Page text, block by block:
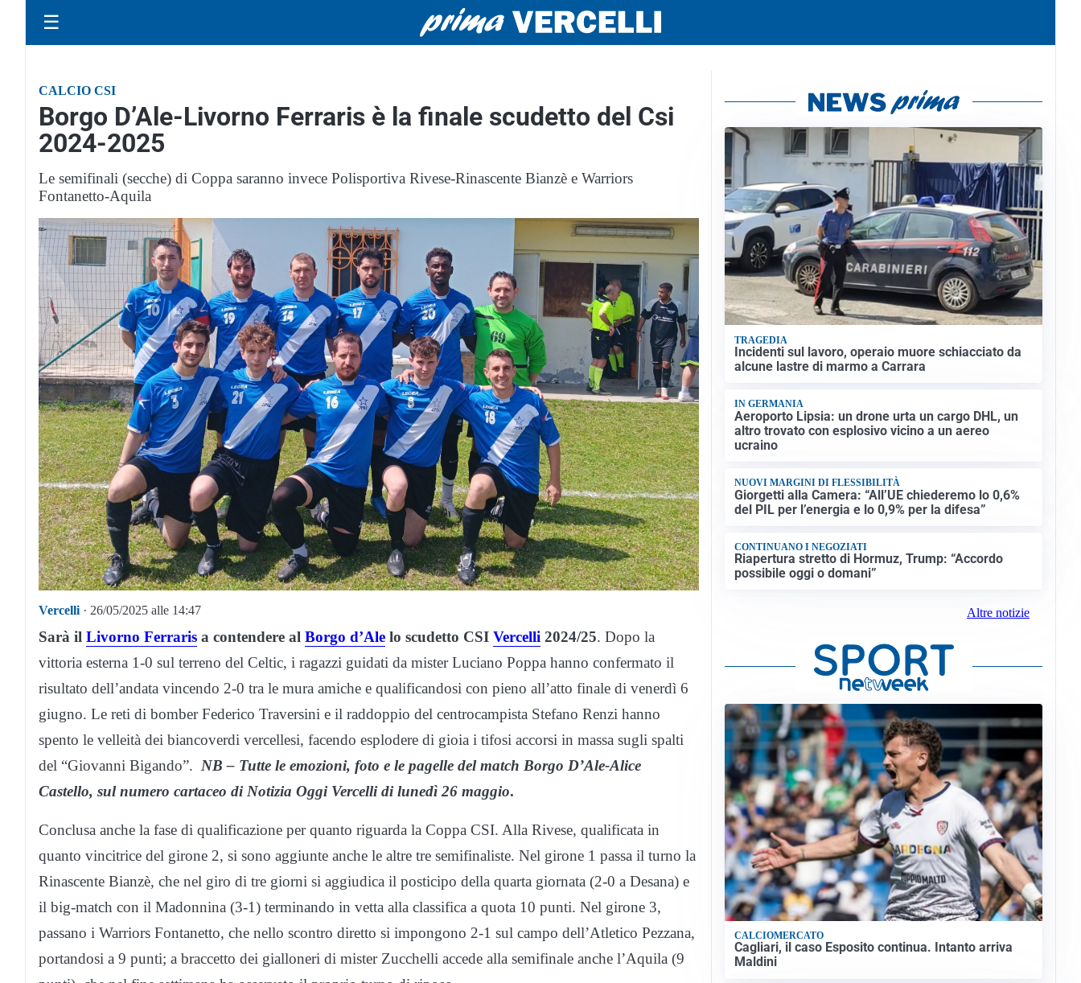
☰
CALCIO CSI
Borgo D’Ale-Livorno Ferraris è la finale scudetto del Csi
2024-2025
Le semifinali (secche) di Coppa saranno invece Polisportiva Rivese-Rinascente Bianzè e Warriors
Fontanetto-Aquila
Vercelli · 26/05/2025 alle 14:47
Sarà il Livorno Ferraris a contendere al Borgo d’Ale lo scudetto CSI Vercelli 2024/25. Dopo la
vittoria esterna 1-0 sul terreno del Celtic, i ragazzi guidati da mister Luciano Poppa hanno confermato il
risultato dell’andata vincendo 2-0 tra le mura amiche e qualificandosi con pieno all’atto finale di venerdì 6
giugno. Le reti di bomber Federico Traversini e il raddoppio del centrocampista Stefano Renzi hanno
spento le velleità dei biancoverdi vercellesi, facendo esplodere di gioia i tifosi accorsi in massa sugli spalti
del “Giovanni Bigando”. NB – Tutte le emozioni, foto e le pagelle del match Borgo D’Ale-Alice
Castello, sul numero cartaceo di Notizia Oggi Vercelli di lunedì 26 maggio.
Conclusa anche la fase di qualificazione per quanto riguarda la Coppa CSI. Alla Rivese, qualificata in
quanto vincitrice del girone 2, si sono aggiunte anche le altre tre semifinaliste. Nel girone 1 passa il turno la
Rinascente Bianzè, che nel giro di tre giorni si aggiudica il posticipo della quarta giornata (2-0 a Desana) e
il big-match con il Madonnina (3-1) terminando in vetta alla classifica a quota 10 punti. Nel girone 3,
passano i Warriors Fontanetto, che nello scontro diretto si impongono 2-1 sul campo dell’Atletico Pezzana,
portandosi a 9 punti; a braccetto dei gialloneri di mister Zucchelli accede alla semifinale anche l’Aquila (9
TRAGEDIA
Incidenti sul lavoro, operaio muore schiacciato da
alcune lastre di marmo a Carrara
IN GERMANIA
Aeroporto Lipsia: un drone urta un cargo DHL, un
altro trovato con esplosivo vicino a un aereo
ucraino
NUOVI MARGINI DI FLESSIBILITÀ
Giorgetti alla Camera: “All’UE chiederemo lo 0,6%
del PIL per l’energia e lo 0,9% per la difesa”
CONTINUANO I NEGOZIATI
Riapertura stretto di Hormuz, Trump: “Accordo
possibile oggi o domani”
Altre notizie
CALCIOMERCATO
Cagliari, il caso Esposito continua. Intanto arriva
Maldini